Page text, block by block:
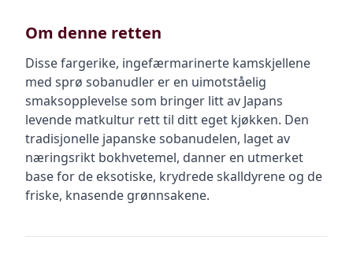
Om denne retten
Disse fargerike, ingefærmarinerte kamskjellene
med sprø sobanudler er en uimotståelig
smaksopplevelse som bringer litt av Japans
levende matkultur rett til ditt eget kjøkken. Den
tradisjonelle japanske sobanudelen, laget av
næringsrikt bokhvetemel, danner en utmerket
base for de eksotiske, krydrede skalldyrene og de
friske, knasende grønnsakene.